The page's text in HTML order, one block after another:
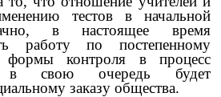
тестов в начальной
в настоящее время
работу по постепенному
формы контроля в процесс
в свою очередь будет
заказу общества.